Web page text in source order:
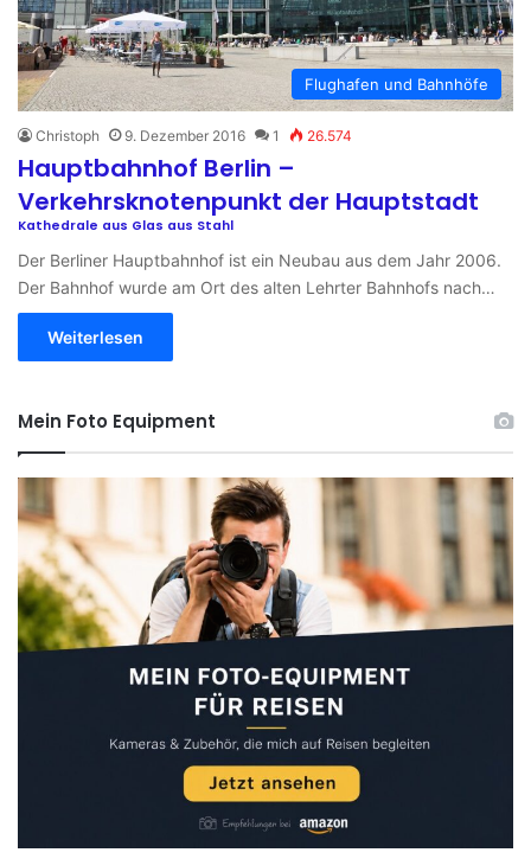
Flughafen und Bahnhöfe
Christoph 9. Dezember 2016 1 26.574
Hauptbahnhof Berlin –
Verkehrsknotenpunkt der Hauptstadt
Kathedrale aus Glas aus Stahl
Der Berliner Hauptbahnhof ist ein Neubau aus dem Jahr 2006.
Der Bahnhof wurde am Ort des alten Lehrter Bahnhofs nach…
Weiterlesen
Mein Foto Equipment